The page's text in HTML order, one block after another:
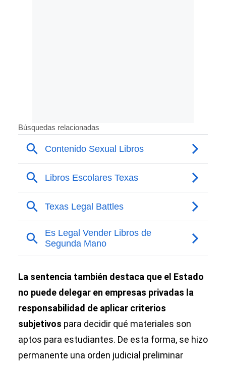
La sentencia también destaca que el Estado
no puede delegar en empresas privadas la
responsabilidad de aplicar criterios
subjetivos para decidir qué materiales son
aptos para estudiantes. De esta forma, se hizo
permanente una orden judicial preliminar